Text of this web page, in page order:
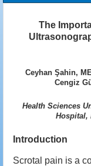
The
Ceyhan Şahin,
Cengiz
Health Sciences
Hospital,
Introduction
Scrotal pain is a